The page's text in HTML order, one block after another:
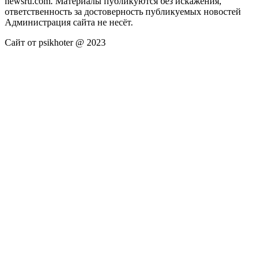
ответственность за достоверность публикуемых новостей
Администрация сайта не несёт.
Сайт от psikhoter @ 2023